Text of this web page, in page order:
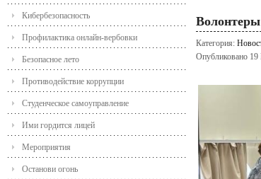
Кибербезопасность
Профилактика онлайн-вербовки
Безопасное лето
Противодействие коррупции
Студенческое самоуправление
Ими гордится лицей
Мероприятия
Останови огонь
Волонтеры
Категория:
Опубликовано